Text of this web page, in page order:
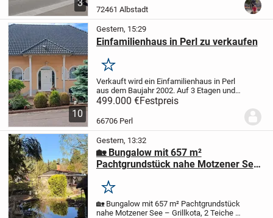
3
Gästezimmer.1OG
Kinderzimmer, Wohnzimmer und große...
72461 Albstadt
10
Gestern, 15:29
Einfamilienhaus in Perl zu verkaufen
Merken
Verkauft wird ein Einfamilienhaus in Perl
aus dem Baujahr 2002. Auf 3 Etagen und
178m2 sind 2 Bäder und ein GästeWC,
Küche und 7 Zimmer . Zusätzlich noch 1
begehbarer Kleiderschrank, 2
Abstellkammern...
499.000 €Festpreis
66706 Perl
Gestern, 13:32
🏡 Bungalow mit 657 m²
Pachtgrundstück nahe Motzener See
Ausstattung
Merken
🏡 Bungalow mit 657 m² Pachtgrundstück
nahe Motzener See – Grillkota, 2 Teiche &